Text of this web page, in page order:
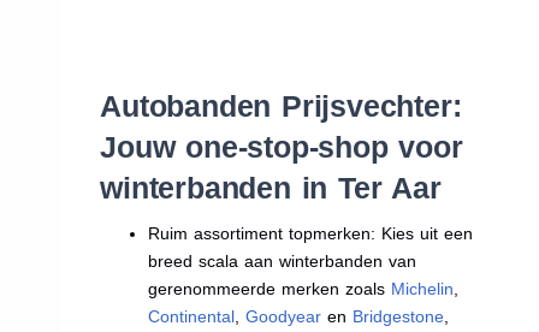
Autobanden Prijsvechter:
Jouw one-stop-shop voor
winterbanden in Ter Aar
Ruim assortiment topmerken: Kies uit een
breed scala aan winterbanden van
gerenommeerde merken zoals Michelin
Continental ,Goodyear en Bridgestone